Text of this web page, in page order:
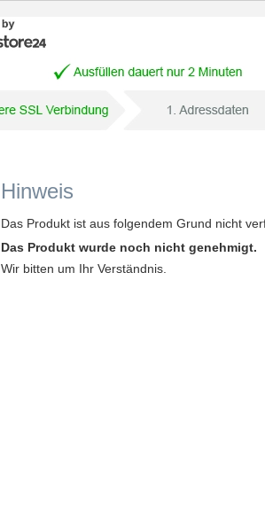
Hinweis
Das Produkt ist aus folgendem Grund nicht
Das Produkt wurde noch nicht genehmigt.
Wir bitten um Ihr Verständnis.